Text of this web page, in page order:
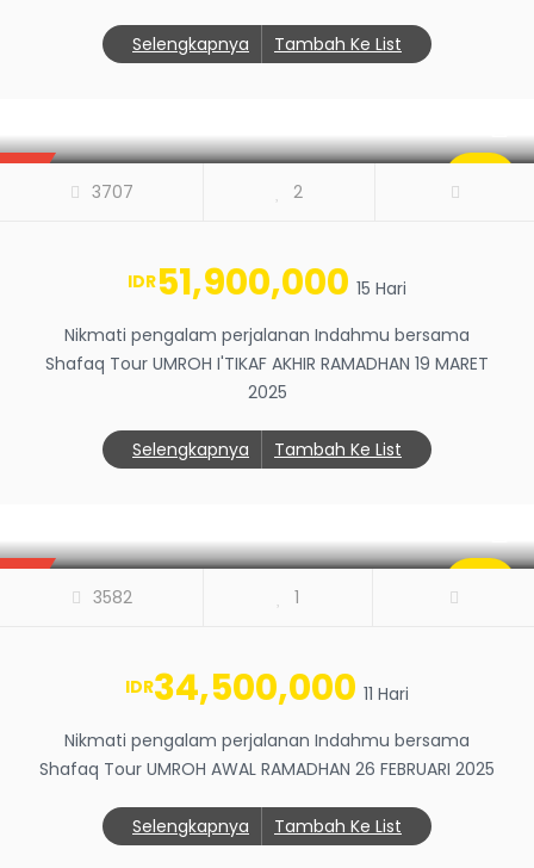
Selengkapnya Tambah Ke List
UMROH I'TIKAF AKHIR RAMADHAN 19
3707 2
IDR51,900,000 15 Hari
Nikmati pengalam perjalanan Indahmu bersama
Shafaq Tour UMROH I'TIKAF AKHIR RAMADHAN 19 MARET
2025
Selengkapnya Tambah Ke List
UMROH AWAL RAMADHAN 26 FEBRUARI
3582 1
IDR34,500,000 11 Hari
Nikmati pengalam perjalanan Indahmu bersama
Shafaq Tour UMROH AWAL RAMADHAN 26 FEBRUARI 2025
Selengkapnya Tambah Ke List
UMROH SPESIAL MUSIM DINGIN 04